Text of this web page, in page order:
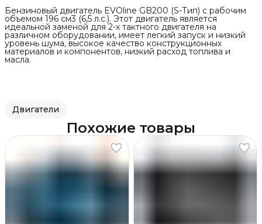
Бензиновый двигатель EVOline GB200 (S-Тип) с рабочим
объемом 196 см3 (6,5 л.с.). Этот двигатель является
идеальной заменой для 2-х тактного двигателя на
различном оборудовании, имеет легкий запуск и низкий
уровень шума, высокое качество конструкционных
материалов и компонентов, низкий расход топлива и
масла.
Двигатели
Похожие товары